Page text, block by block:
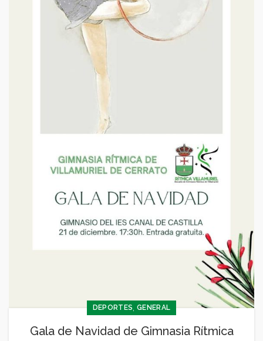
DEPORTES ,GENERAL
Gala de Navidad de Gimnasia Rítmica